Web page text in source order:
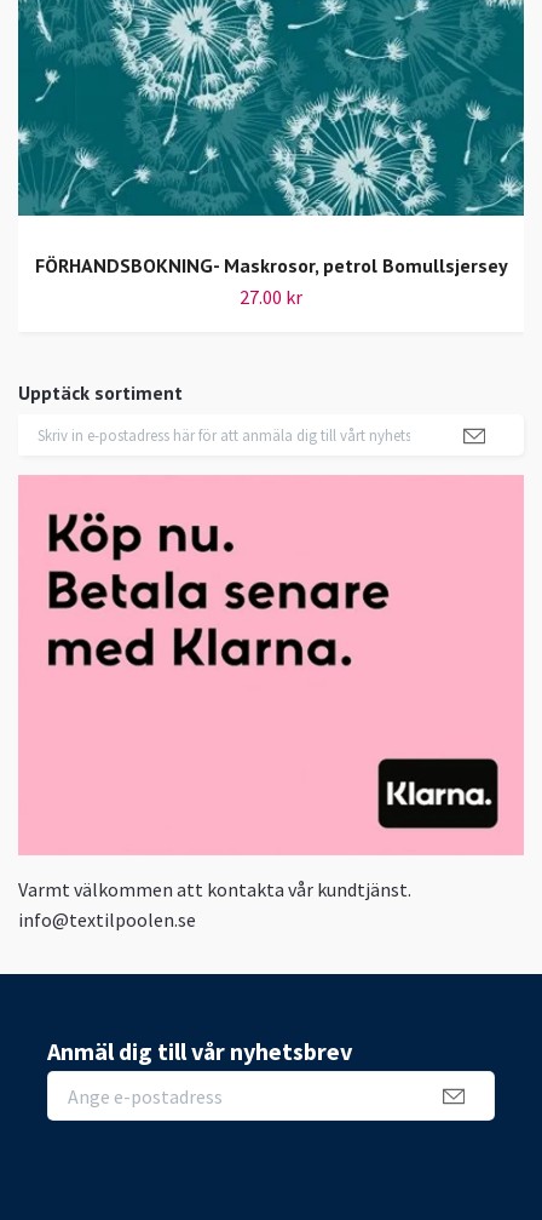
Upptäck sortiment
Varmt välkommen att kontakta vår kundtjänst.
info@textilpoolen.se
FÖRHANDSBOKNING- Maskrosor, petrol Bomullsjersey
27.00 kr
Anmäl dig till vår nyhetsbrev